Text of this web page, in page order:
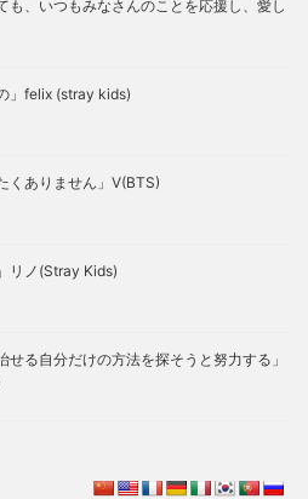
も、いつもみなさんのことを応援し、愛し
」felix (stray kids)
くありません」V(BTS)
リノ(Stray Kids)
せる自分だけの方法を探そうと努力する」